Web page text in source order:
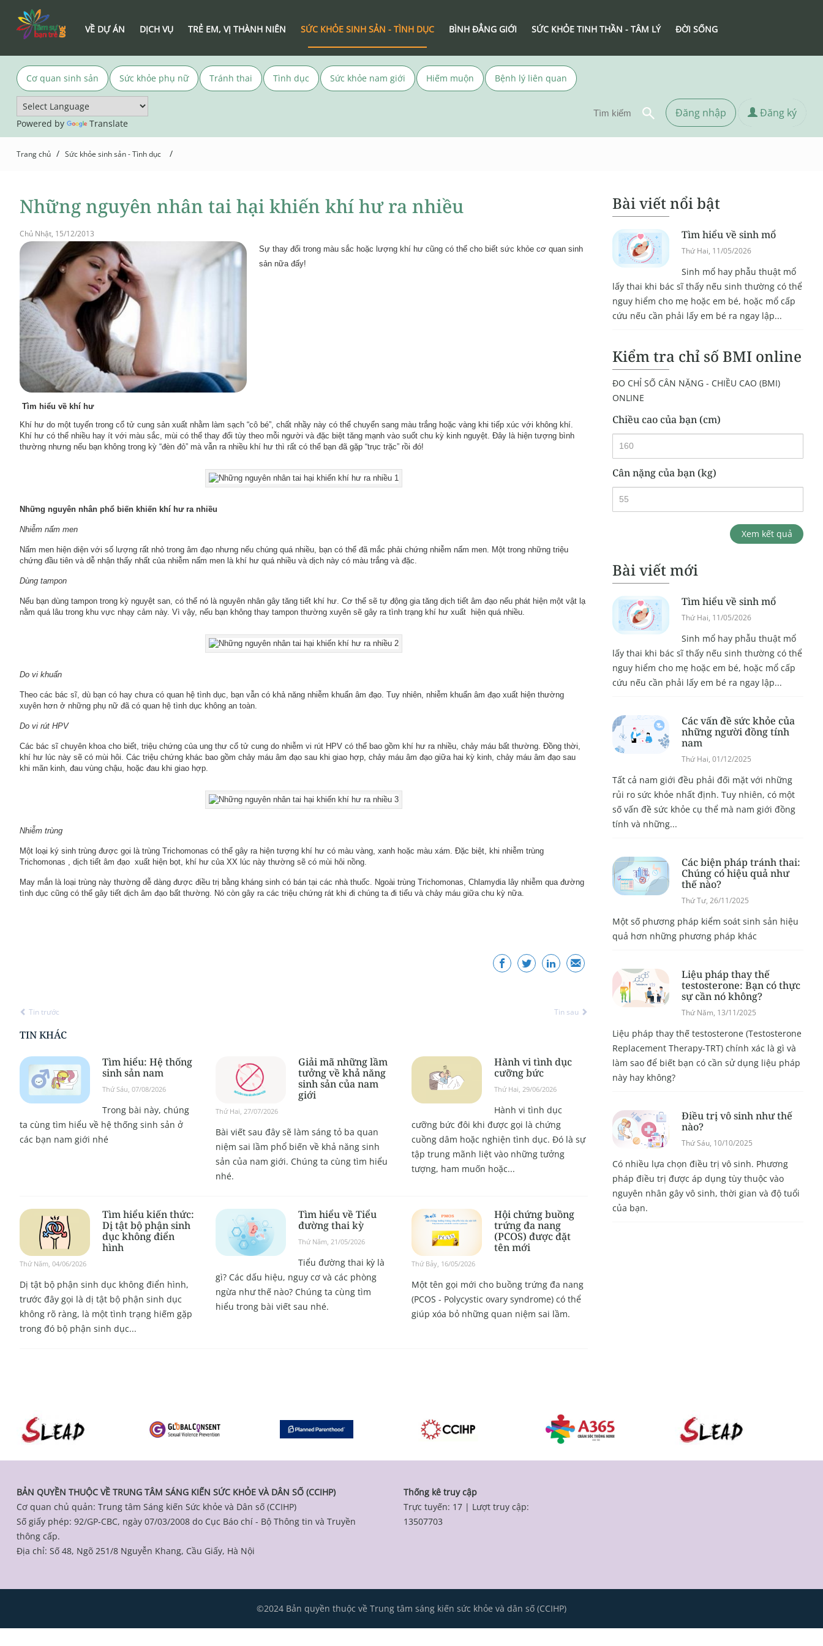
VỀ DỰ ÁN DỊCH VỤ TRẺ EM, VỊ THÀNH NIÊN SỨC KHỎE SINH SẢN - TÌNH DỤC BÌNH ĐẲNG GIỚI SỨC KHỎE TINH THẦN - TÂM LÝ ĐỜI SỐNG
Cơ quan sinh sản Sức khỏe phụ nữ Tránh thai Tình dục Sức khỏe nam giới Hiếm muộn Bệnh lý liên quan
Powered by Translate
Đăng nhập Đăng ký
Trang chủ / Sức khỏe sinh sản - Tình dục /
Những nguyên nhân tai hại khiến khí hư ra nhiều
Chủ Nhật, 15/12/2013
Sự thay đổi trong màu sắc hoặc lượng khí hư cũng có thể cho biết sức khỏe cơ quan sinh
sản nữa đấy!
Tìm hiểu về khí hư
Khí hư do một tuyến trong cổ tử cung sản xuất nhằm làm sạch “cô bé”, chất nhầy này có thể chuyển sang màu trắng hoặc vàng khi tiếp xúc với không khí.
Khí hư có thể nhiều hay ít với màu sắc, mùi có thể thay đổi tùy theo mỗi người và đặc biệt tăng mạnh vào suốt chu kỳ kinh nguyệt. Đây là hiện tượng bình
thường nhưng nếu bạn không trong kỳ “đèn đỏ” mà vẫn ra nhiều khí hư thì rất có thể bạn đã gặp “trục trặc” rồi đó!
Những nguyên nhân phổ biến khiến khí hư ra nhiều
Nhiễm nấm men
Nấm men hiện diện với số lượng rất nhỏ trong âm đạo nhưng nếu chúng quá nhiều, bạn có thể đã mắc phải chứng nhiễm nấm men. Một trong những triệu
chứng đầu tiên và dễ nhận thấy nhất của nhiễm nấm men là khí hư quá nhiều và dịch này có màu trắng và đặc.
Dùng tampon
Nếu bạn dùng tampon trong kỳ nguyệt san, có thể nó là nguyên nhân gây tăng tiết khí hư. Cơ thể sẽ tự động gia tăng dịch tiết âm đạo nếu phát hiện một vật lạ
nằm quá lâu trong khu vực nhạy cảm này. Vì vậy, nếu bạn không thay tampon thường xuyên sẽ gây ra tình trạng khí hư xuất hiện quá nhiều.
Do vi khuẩn
Theo các bác sĩ, dù bạn có hay chưa có quan hệ tình dục, bạn vẫn có khả năng nhiễm khuẩn âm đạo. Tuy nhiên, nhiễm khuẩn âm đạo xuất hiện thường
xuyên hơn ở những phụ nữ đã có quan hệ tình dục không an toàn.
Do vi rút HPV
Các bác sĩ chuyên khoa cho biết, triệu chứng của ung thư cổ tử cung do nhiễm vi rút HPV có thể bao gồm khí hư ra nhiều, chảy máu bất thường. Đồng thời,
khí hư lúc này sẽ có mùi hôi. Các triệu chứng khác bao gồm chảy máu âm đạo sau khi giao hợp, chảy máu âm đạo giữa hai kỳ kinh, chảy máu âm đạo sau
khi mãn kinh, đau vùng chậu, hoặc đau khi giao hợp.
Nhiễm trùng
Một loại ký sinh trùng được gọi là trùng Trichomonas có thể gây ra hiện tượng khí hư có màu vàng, xanh hoặc màu xám. Đặc biệt, khi nhiễm trùng
Trichomonas , dịch tiết âm đạo xuất hiện bọt, khí hư của XX lúc này thường sẽ có mùi hôi nồng.
May mắn là loại trùng này thường dễ dàng được điều trị bằng kháng sinh có bán tại các nhà thuốc. Ngoài trùng Trichomonas, Chlamydia lây nhiễm qua đường
tình dục cũng có thể gây tiết dịch âm đạo bất thường. Nó còn gây ra các triệu chứng rát khi đi chúng ta đi tiểu và chảy máu giữa chu kỳ nữa.
Tin trước Tin sau
TIN KHÁC
Tìm hiểu: Hệ thống
sinh sản nam
Thứ Sáu, 07/08/2026
Trong bài này, chúng
ta cùng tìm hiểu về hệ thống sinh sản ở
các bạn nam giới nhé
Giải mã những lầm
tưởng về khả năng
sinh sản của nam
giới
Thứ Hai, 27/07/2026
Bài viết sau đây sẽ làm sáng tỏ ba quan
niệm sai lầm phổ biến về khả năng sinh
sản của nam giới. Chúng ta cùng tìm hiểu
nhé.
Hành vi tình dục
cưỡng bức
Thứ Hai, 29/06/2026
Hành vi tình dục
cưỡng bức đôi khi được gọi là chứng
cuồng dâm hoặc nghiện tình dục. Đó là sự
tập trung mãnh liệt vào những tưởng
tượng, ham muốn hoặc...
Tìm hiểu kiến thức:
Dị tật bộ phận sinh
dục không điển
hình
Thứ Năm, 04/06/2026
Dị tật bộ phận sinh dục không điển hình,
trước đây gọi là dị tật bộ phận sinh dục
không rõ ràng, là một tình trạng hiếm gặp
trong đó bộ phận sinh dục...
Tìm hiểu về Tiểu
đường thai kỳ
Thứ Năm, 21/05/2026
Tiểu đường thai kỳ là
gì? Các dấu hiệu, nguy cơ và các phòng
ngừa như thế nào? Chúng ta cùng tìm
hiểu trong bài viết sau nhé.
Hội chứng buồng
trứng đa nang
(PCOS) được đặt
tên mới
Thứ Bảy, 16/05/2026
Một tên gọi mới cho buồng trứng đa nang
(PCOS - Polycystic ovary syndrome) có thể
giúp xóa bỏ những quan niệm sai lầm.
Bài viết nổi bật
Tìm hiểu về sinh mổ
Thứ Hai, 11/05/2026
Sinh mổ hay phẫu thuật mổ
lấy thai khi bác sĩ thấy nếu sinh thường có thể
nguy hiểm cho mẹ hoặc em bé, hoặc mổ cấp
cứu nếu cần phải lấy em bé ra ngay lập...
Kiểm tra chỉ số BMI online
ĐO CHỈ SỐ CÂN NẶNG - CHIỀU CAO (BMI)
ONLINE
Chiều cao của bạn (cm)
Cân nặng của bạn (kg)
Xem kết quả
Bài viết mới
Tìm hiểu về sinh mổ
Thứ Hai, 11/05/2026
Sinh mổ hay phẫu thuật mổ
lấy thai khi bác sĩ thấy nếu sinh thường có thể
nguy hiểm cho mẹ hoặc em bé, hoặc mổ cấp
cứu nếu cần phải lấy em bé ra ngay lập...
Các vấn đề sức khỏe của
những người đồng tính
nam
Thứ Hai, 01/12/2025
Tất cả nam giới đều phải đối mặt với những
rủi ro sức khỏe nhất định. Tuy nhiên, có một
số vấn đề sức khỏe cụ thể mà nam giới đồng
tính và những...
Các biện pháp tránh thai:
Chúng có hiệu quả như
thế nào?
Thứ Tư, 26/11/2025
Một số phương pháp kiểm soát sinh sản hiệu
quả hơn những phương pháp khác
Liệu pháp thay thế
testosterone: Bạn có thực
sự cần nó không?
Thứ Năm, 13/11/2025
Liệu pháp thay thế testosterone (Testosterone
Replacement Therapy-TRT) chính xác là gì và
làm sao để biết bạn có cần sử dụng liệu pháp
này hay không?
Điều trị vô sinh như thế
nào?
Thứ Sáu, 10/10/2025
Có nhiều lựa chọn điều trị vô sinh. Phương
pháp điều trị được áp dụng tùy thuộc vào
nguyên nhân gây vô sinh, thời gian và độ tuổi
của bạn.
BẢN QUYỀN THUỘC VỀ TRUNG TÂM SÁNG KIẾN SỨC KHỎE VÀ DÂN SỐ (CCIHP)
Cơ quan chủ quản: Trung tâm Sáng kiến Sức khỏe và Dân số (CCIHP)
Số giấy phép: 92/GP-CBC, ngày 07/03/2008 do Cục Báo chí - Bộ Thông tin và Truyền
thông cấp.
Địa chỉ: Số 48, Ngõ 251/8 Nguyễn Khang, Cầu Giấy, Hà Nội
Thống kê truy cập
Trực tuyến: 17 | Lượt truy cập:
13507703
©2024 Bản quyền thuộc về Trung tâm sáng kiến sức khỏe và dân số (CCIHP)